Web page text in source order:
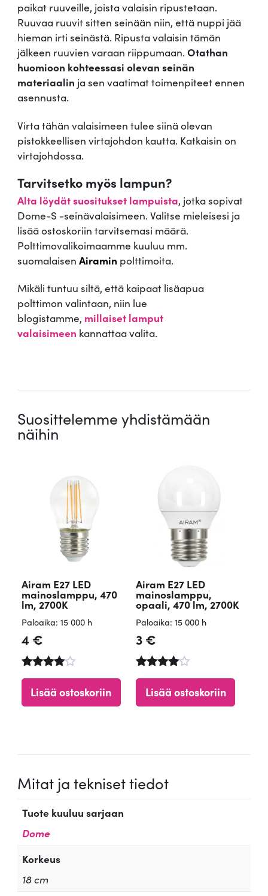
paikat ruuveille, joista valaisin ripustetaan.
Ruuvaa ruuvit sitten seinään niin, että nuppi jää
hieman irti seinästä. Ripusta valaisin tämän
jälkeen ruuvien varaan riippumaan. Otathan
huomioon kohteessasi olevan seinän
materiaalin ja sen vaatimat toimenpiteet ennen
asennusta.
Virta tähän valaisimeen tulee siinä olevan
pistokkeellisen virtajohdon kautta. Katkaisin on
virtajohdossa.
Tarvitsetko myös lampun?
Alta löydät suositukset lampuista, jotka sopivat
Dome-S -seinävalaisimeen. Valitse mieleisesi ja
lisää ostoskoriin tarvitsemasi määrä.
Polttimovalikoimaamme kuuluu mm.
suomalaisen Airamin polttimoita.
Mikäli tuntuu siltä, että kaipaat lisäapua
polttimon valintaan, niin lue
blogistamme, millaiset lamput
valaisimeen kannattaa valita.
Suosittelemme yhdistämään
näihin
Airam E27 LED
mainoslamppu, 470
lm, 2700K
Paloaika: 15 000 h
4 €
tuotteest
a:
Lisää ostoskoriin
Airam E27 LED
mainoslamppu,
opaali, 470 lm, 2700K
Paloaika: 15 000 h
3€
4.69
Lisää ostoskoriin
Mitat ja tekniset tiedot
Tuote kuuluu sarjaan
Dome
Korkeus
18 cm